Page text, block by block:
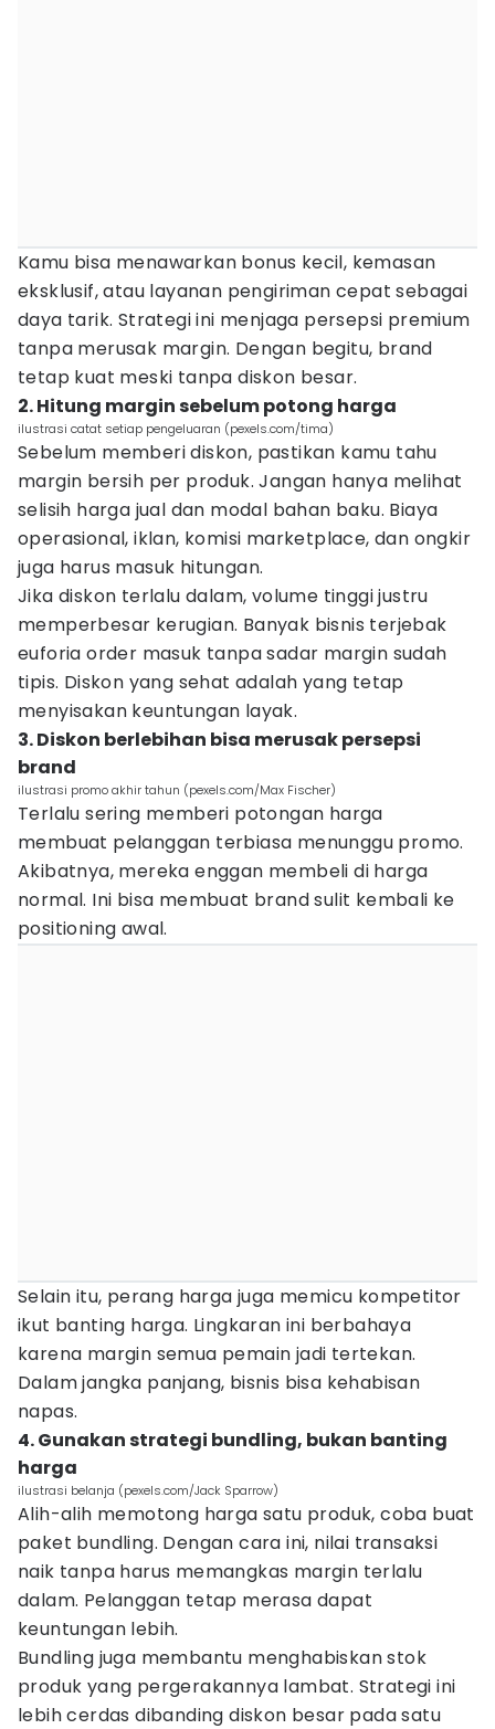
Kamu bisa menawarkan bonus kecil, kemasan
eksklusif, atau layanan pengiriman cepat sebagai
daya tarik. Strategi ini menjaga persepsi premium
tanpa merusak margin. Dengan begitu, brand
tetap kuat meski tanpa diskon besar.
2. Hitung margin sebelum potong harga
ilustrasi catat setiap pengeluaran (pexels.com/tima)
Sebelum memberi diskon, pastikan kamu tahu
margin bersih per produk. Jangan hanya melihat
selisih harga jual dan modal bahan baku. Biaya
operasional, iklan, komisi marketplace, dan ongkir
juga harus masuk hitungan.
Jika diskon terlalu dalam, volume tinggi justru
memperbesar kerugian. Banyak bisnis terjebak
euforia order masuk tanpa sadar margin sudah
tipis. Diskon yang sehat adalah yang tetap
menyisakan keuntungan layak.
3. Diskon berlebihan bisa merusak persepsi
brand
ilustrasi promo akhir tahun (pexels.com/Max Fischer)
Terlalu sering memberi potongan harga
membuat pelanggan terbiasa menunggu promo.
Akibatnya, mereka enggan membeli di harga
normal. Ini bisa membuat brand sulit kembali ke
positioning awal.
Selain itu, perang harga juga memicu kompetitor
ikut banting harga. Lingkaran ini berbahaya
karena margin semua pemain jadi tertekan.
Dalam jangka panjang, bisnis bisa kehabisan
napas.
4. Gunakan strategi bundling, bukan banting
harga
ilustrasi belanja (pexels.com/Jack Sparrow)
Alih-alih memotong harga satu produk, coba buat
paket bundling. Dengan cara ini, nilai transaksi
naik tanpa harus memangkas margin terlalu
dalam. Pelanggan tetap merasa dapat
keuntungan lebih.
Bundling juga membantu menghabiskan stok
produk yang pergerakannya lambat. Strategi ini
lebih cerdas dibanding diskon besar pada satu